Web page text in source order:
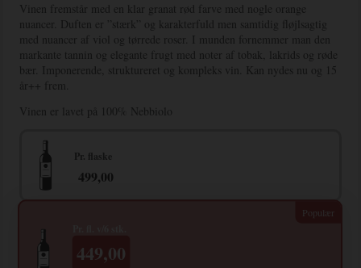
Vinen fremstår med en klar granat rød farve med nogle orange
nuancer. Duften er ”stærk” og karakterfuld men samtidig fløjlsagtig
med nuancer af viol og tørrede roser. I munden fornemmer man den
markante tannin og elegante frugt med noter af tobak, lakrids og røde
bær. Imponerende, struktureret og kompleks vin. Kan nydes nu og 15
år++ frem.
Vinen er lavet på 100% Nebbiolo
Pr. flaske
499,00
449,00